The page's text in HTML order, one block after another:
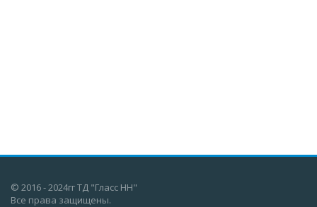
© 2016 - 2024гг ТД "Гласс НН"
Все права защищены.